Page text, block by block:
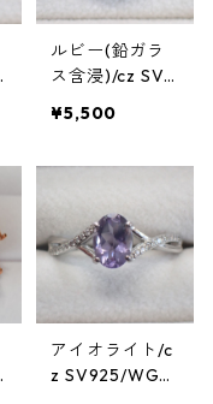
ルビー(鉛ガラ
ス含浸)/cz SV9
Gメッキ リング
¥5,500
アイオライト/c
z SV925/WGメ